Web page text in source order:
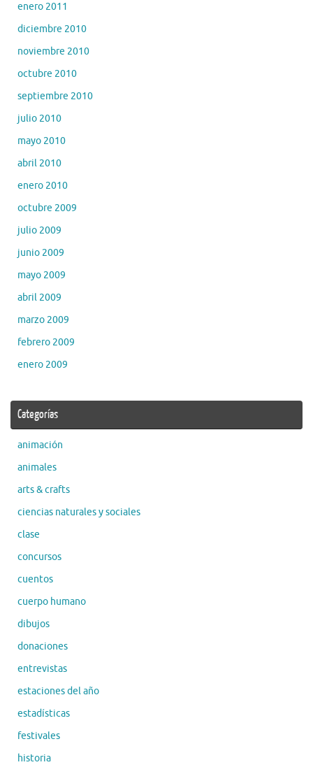
enero 2011
diciembre 2010
noviembre 2010
octubre 2010
septiembre 2010
julio 2010
mayo 2010
abril 2010
enero 2010
octubre 2009
julio 2009
junio 2009
mayo 2009
abril 2009
marzo 2009
febrero 2009
enero 2009
Categorías
animación
animales
arts & crafts
ciencias naturales y sociales
clase
concursos
cuentos
cuerpo humano
dibujos
donaciones
entrevistas
estaciones del año
estadísticas
festivales
historia